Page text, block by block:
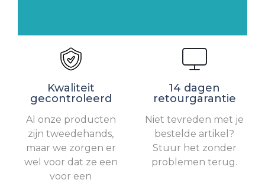
Kwaliteit
gecontroleerd
Al onze producten
zijn tweedehands,
maar we zorgen er
wel voor dat ze een
voor een
14 dagen
retourgarantie
Niet tevreden met je
bestelde artikel?
Stuur het zonder
problemen terug.